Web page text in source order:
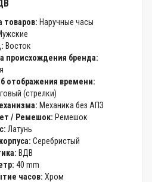
товаров: Наручные часы
Восток
происхождения бренда:
отображения времени:
(стрелки)
Механика без АПЗ
/ Ремешок: Ремешок
Латунь
Серебристый
ВДВ
40 mm
часов: Хром